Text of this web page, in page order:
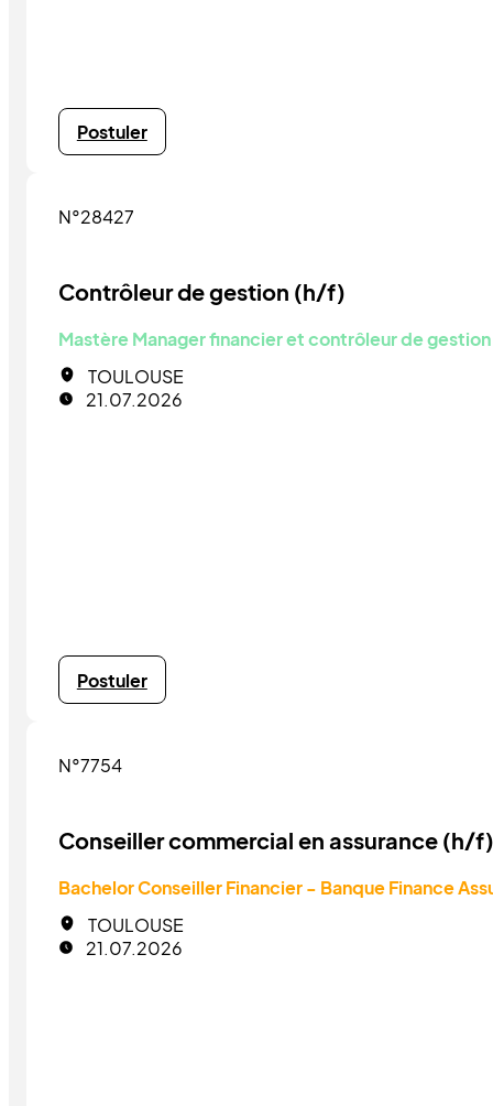
Postuler
N°28427
Contrôleur de gestion (h/f)
Mastère Manager financier et contrôleur de gestion
TOULOUSE
21.07.2026
Postuler
N°7754
Conseiller commercial en assurance (h/f)
Bachelor Conseiller Financier - Banque Finance
TOULOUSE
21.07.2026